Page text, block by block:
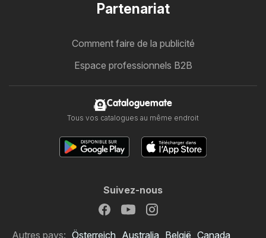
Partenariat
Comment faire de la publicité
Espace professionnels B2B
Cataloguemate
Tous vos catalogues au même endroit
Suivez-nous
Autres pays: Österreich Australia België Canada